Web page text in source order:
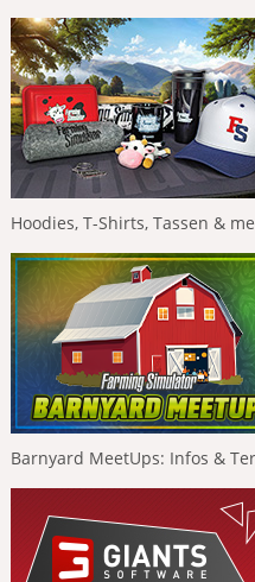
Hoodies, T-Shirts, Tassen &
Barnyard MeetUps: Infos &